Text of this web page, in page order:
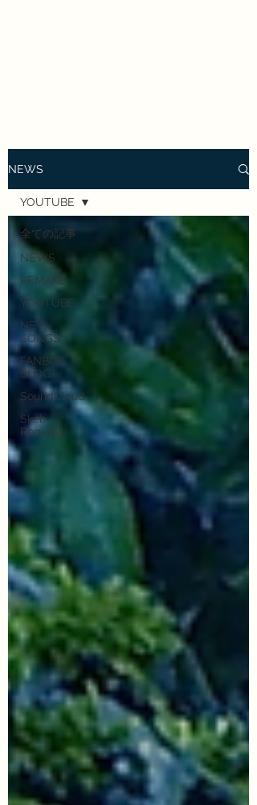
NEWS
全ての記事
NEWS
REMAKE
YOUTUBE
NEW
SONGS
FANBOX
BLOG
SoundCloud
Skeb
Request
YOUTUBE